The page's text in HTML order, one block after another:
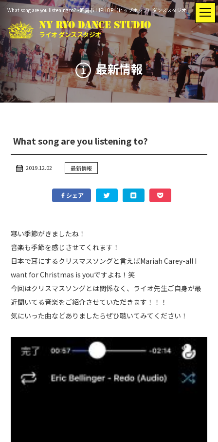
トップ 最新情報
レッスン
スケジュール
スタジオ
Q&A 動画紹介
フォト
お電話でのお問い合わせはこちら
0428-23-8472
090-6477-8472
What song are you listening to? - 昭島市 HIPHOP（ヒップホップ）ダンススタジオ
NY RYO DANCE STUDIO
ライオ ダンススタジオ
最新情報
What song are you listening to?
2019.12.02 最新情報
シェア
寒い季節がきましたね！
音楽も季節を感じさせてくれます！
日本で耳にするクリスマスソングと言えばMariah Carey-all I
want for Christmas is youですよね！笑
今回はクリスマスソングとは関係なく、ライオ先生ご自身が最
近聞いてる音楽をご紹介させていただきます！！！
気にいった曲などありましたらぜひ聴いてみてください！